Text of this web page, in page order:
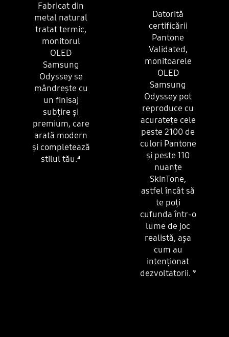
Fabricat din
metal natural
tratat termic,
monitorul
OLED
Samsung
Odyssey se
mândrește cu
un finisaj
subțire și
premium, care
arată modern
și completează
stilul tău.⁴
Datorită
certificării
Pantone
Validated,
monitoarele
OLED
Samsung
Odyssey pot
reproduce cu
acuratețe cele
peste 2100 de
culori Pantone
și peste 110
nuanțe
SkinTone,
astfel încât să
te poți
cufunda într-o
lume de joc
realistă, așa
cum au
intenționat
dezvoltatorii. ⁹